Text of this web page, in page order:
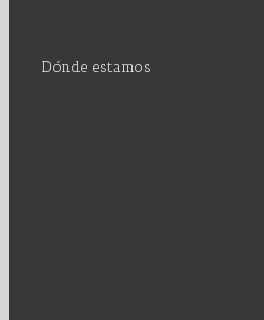
Dónde estamos